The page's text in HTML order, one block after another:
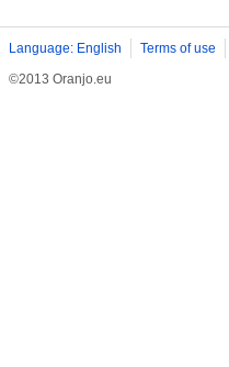
Language: English Terms of use
©2013 Oranjo.eu